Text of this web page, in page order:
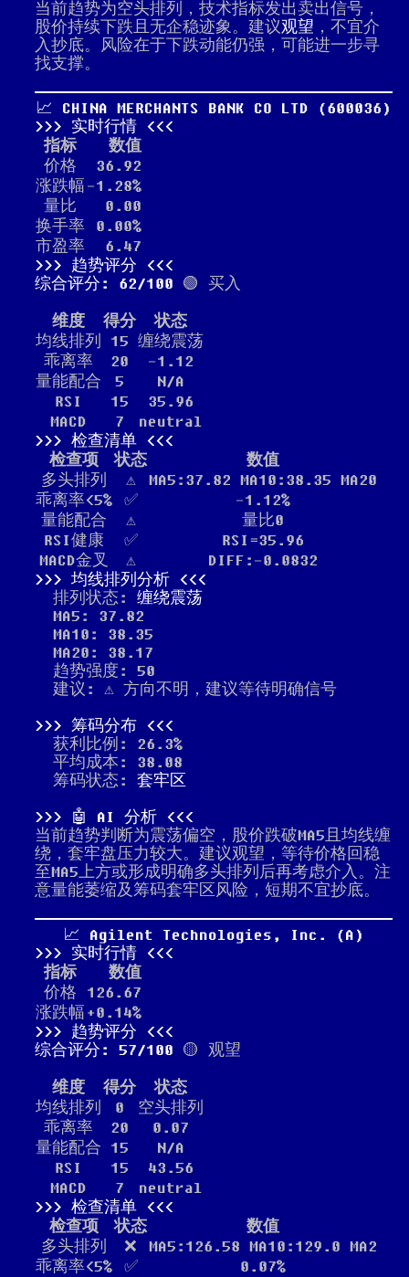
当前趋势为空头排列，技术指标发出卖出信号，
股价持续下跌且无企稳迹象。建议观望 ，不宜介
入抄底。风险在于下跌动能仍强，可能进一步寻
找支撑。
📈 CHINA MERCHANTS BANK CO LTD (600036)
实时行情
指标
数值
价格
36.92
涨跌幅 -1.28%
量比
0.00
换手率
0.00%
市盈率
6.47
趋势评分
综合评分: 62/100 🟢 买入
维度 得分
状态
均线排列
15 缠绕震荡
乖离率
20
-1.12
量能配合
5
N/A
RSI
15
35.96
MACD
7
neutral
检查清单
检查项
状态
数值
多头排列
⚠️
MA5:37.82 MA10:38.35 MA20
乖离率<5%
✅
-1.12%
量能配合
⚠️
量比0
RSI健康
✅
RSI=35.96
MACD金叉
⚠️
DIFF:-0.0832
均线排列分析
排列状态: 缠绕震荡
MA5: 37.82
MA10: 38.35
MA20: 38.17
趋势强度: 50
建议: ⚠️ 方向不明，建议等待明确信号
筹码分布
获利比例: 26.3%
平均成本: 38.08
筹码状态: 套牢区
🤖 AI 分析
当前趋势判断为震荡偏空，股价跌破MA5且均线缠
绕，套牢盘压力较大。建议观望，等待价格回稳
至MA5上方或形成明确多头排列后再考虑介入。注
意量能萎缩及筹码套牢区风险，短期不宜抄底。
📈 Agilent Technologies, Inc. (A)
实时行情
指标
数值
价格
126.67
涨跌幅 +0.14%
趋势评分
综合评分: 57/100 🟡 观望
维度 得分
状态
均线排列
0
空头排列
乖离率
20
0.07
量能配合 15
N/A
RSI
15
43.56
MACD
7
neutral
检查清单
检查项
状态
数值
多头排列
❌
MA5:126.58 MA10:129.0 MA2
乖离率<5%
✅
0.07%